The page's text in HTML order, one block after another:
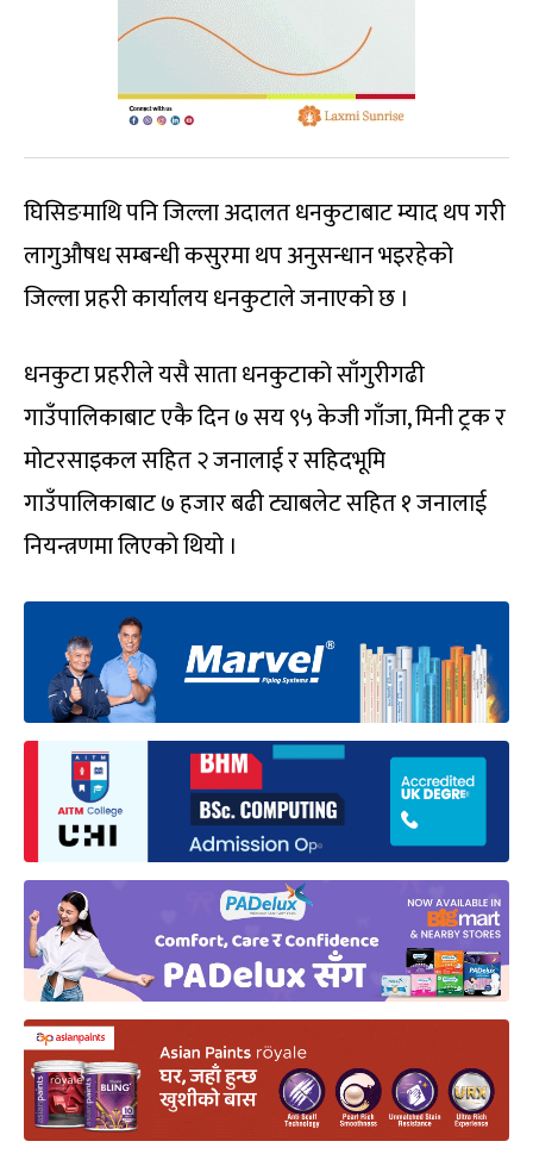
घिसिङमाथि पनि जिल्ला अदालत धनकुटाबाट म्याद थप गरी
लागुऔषध सम्बन्धी कसुरमा थप अनुसन्धान भइरहेको
जिल्ला प्रहरी कार्यालय धनकुटाले जनाएको छ ।
धनकुटा प्रहरीले यसै साता धनकुटाको साँगुरीगढी
गाउँपालिकाबाट एकै दिन ७ सय ९५ केजी गाँजा, मिनी ट्रक र
मोटरसाइकल सहित २ जनालाई र सहिदभूमि
गाउँपालिकाबाट ७ हजार बढी ट्याबलेट सहित १ जनालाई
नियन्त्रणमा लिएको थियो ।